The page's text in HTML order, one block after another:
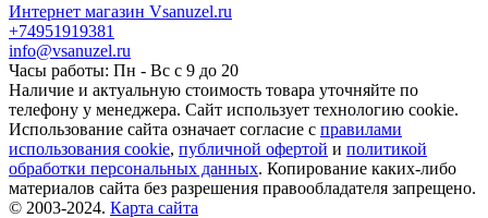
Интернет магазин Vsanuzel.ru
+74951919381
info@vsanuzel.ru
Часы работы: Пн - Вс с 9 до 20
Наличие и актуальную стоимость товара уточняйте по
телефону у менеджера. Сайт использует технологию cookie.
Использование сайта означает согласие с правилами
использования cookie, публичной офертой и политикой
обработки персональных данных. Копирование каких-либо
материалов сайта без разрешения правообладателя запрещено.
© 2003-2024. Карта сайта